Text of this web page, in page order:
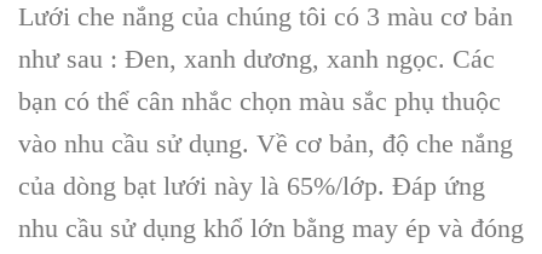
Lưới che nắng của chúng tôi có 3 màu cơ bản
như sau : Đen, xanh dương, xanh ngọc. Các
bạn có thể cân nhắc chọn màu sắc phụ thuộc
vào nhu cầu sử dụng. Về cơ bản, độ che nắng
của dòng bạt lưới này là 65%/lớp. Đáp ứng
nhu cầu sử dụng khổ lớn bằng may ép và đóng